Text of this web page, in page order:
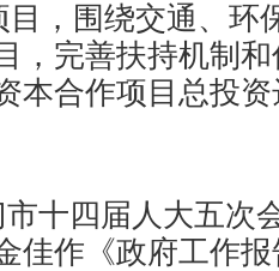
目，围绕交通、环
，完善扶持机制
本合作项目总投资
十四届人大五次
佳作《政府工作